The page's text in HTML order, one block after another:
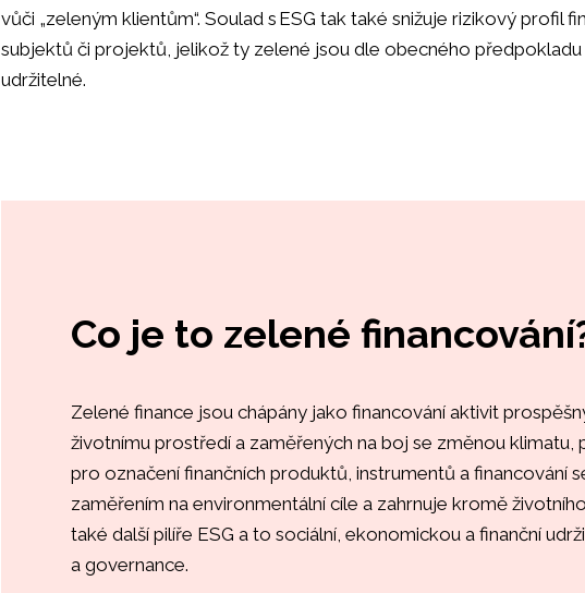
vůči „zeleným klientům“. Soulad s ESG tak také snižuje rizikový profil
subjektů či projektů, jelikož ty zelené jsou dle obecného
udržitelné.
Co je to zelené
Zelené finance jsou chápány jako financování aktivit
životnímu prostředí a zaměřených na boj se změnou klimatu,
pro označení finančních produktů, instrumentů a financování
zaměřením na environmentální cíle a zahrnuje kromě
také další pilíře ESG a to sociální, ekonomickou a finanční
a governance.